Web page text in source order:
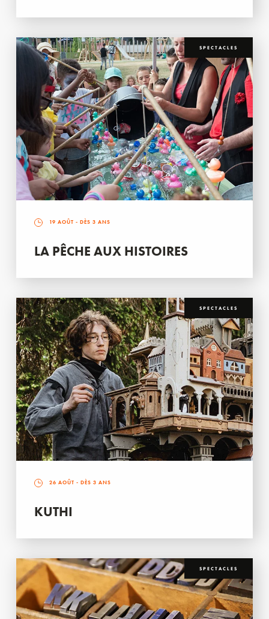
SPECTACLES
19 AOÛT - DÈS 3 ANS
LA PÊCHE AUX HISTOIRES
SPECTACLES
26 AOÛT - DÈS 3 ANS
KUTHI
SPECTACLES